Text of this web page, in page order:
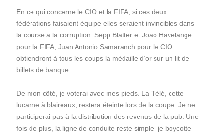
En ce qui concerne le CIO et la FIFA, si ces deux
fédérations faisaient équipe elles seraient invincibles dans
la course à la corruption. Sepp Blatter et Joao Havelange
pour la FIFA, Juan Antonio Samaranch pour le CIO
obtiendront à tous les coups la médaille d’or sur un lit de
billets de banque.
De mon côté, je voterai avec mes pieds. La Télé, cette
lucarne à blaireaux, restera éteinte lors de la coupe. Je ne
participerai pas à la distribution des revenus de la pub. Une
fois de plus, la ligne de conduite reste simple, je boycotte